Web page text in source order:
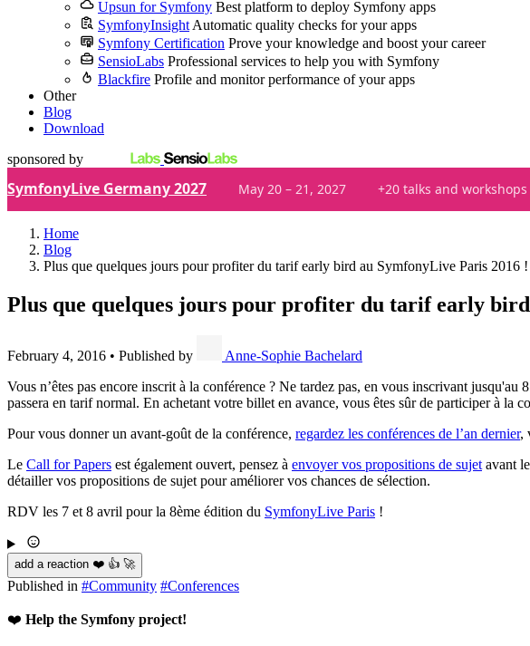
Upsun for Symfony Best platform to deploy Symfony apps
SymfonyInsight Automatic quality checks for your apps
Symfony Certification Prove your knowledge and boost your career
SensioLabs Professional services to help you with Symfony
Blackfire Profile and monitor performance of your apps
Other
Blog
Download
sponsored by
SymfonyLive Germany 2027 May 20 – 21, 2027 +20 talks and workshops
Home
Blog
Plus que quelques jours pour profiter du tarif early bird au SymfonyLive Paris 2016 !
Plus que quelques jours pour profiter du tarif early
February 4, 2016 • Published by
Anne-Sophie Bachelard
Vous n’êtes pas encore inscrit à la conférence ? Ne tardez pas, en vous inscrivant jusqu'au
passera en tarif normal. En achetant votre billet en avance, vous êtes sûr de participer à la
Pour vous donner un avant-goût de la conférence, regardez les conférences de l’an dernier,
Le Call for Papers est également ouvert, pensez à envoyer vos propositions de sujet avant
détailler vos propositions de sujet pour améliorer vos chances de sélection.
RDV les 7 et 8 avril pour la 8ème édition du SymfonyLive Paris !
add a reaction ❤️ 👍 🚀
Published in #Community #Conferences
❤️ Help the Symfony project!